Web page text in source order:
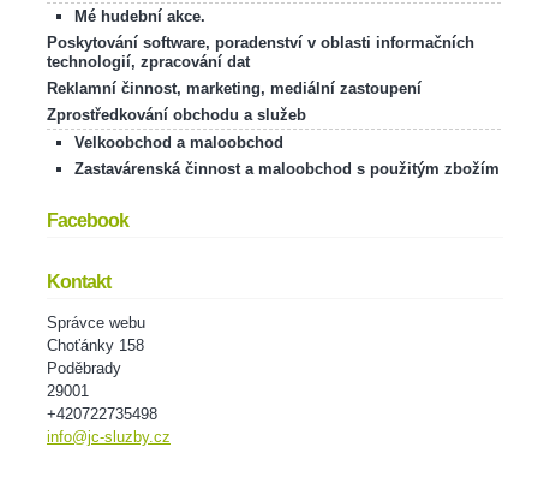
Mé hudební akce.
Poskytování software, poradenství v oblasti informačních
technologií, zpracování dat
Reklamní činnost, marketing, mediální zastoupení
Zprostředkování obchodu a služeb
Velkoobchod a maloobchod
Zastavárenská činnost a maloobchod s použitým zbožím
Facebook
Kontakt
Správce webu
Choťánky 158
Poděbrady
29001
+420722735498
info@jc-sluzby.cz